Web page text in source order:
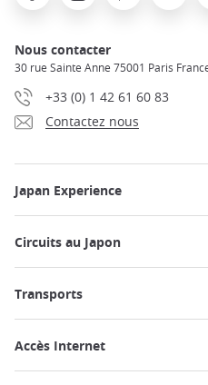
Nous contacter
30 rue Sainte Anne 75001 Paris
+33 (0) 1 42 61 60 83
Contactez nous
Japan Experience
Circuits au Japon
Transports
Accès Internet